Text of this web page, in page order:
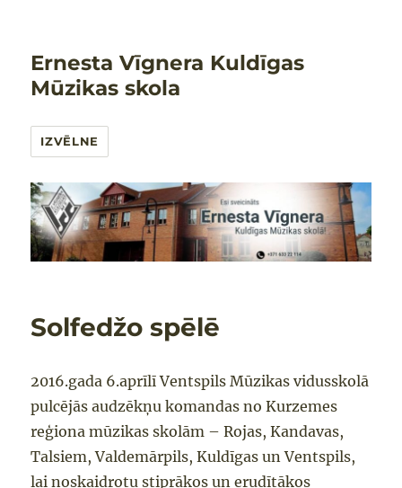
Ernesta Vīgnera Kuldīgas
Mūzikas skola
IZVĒLNE
Solfedžo spēlē
2016.gada 6.aprīlī Ventspils Mūzikas vidusskolā
pulcējās audzēkņu komandas no Kurzemes
reģiona mūzikas skolām – Rojas, Kandavas,
Talsiem, Valdemārpils, Kuldīgas un Ventspils,
lai noskaidrotu stiprākos un erudītākos